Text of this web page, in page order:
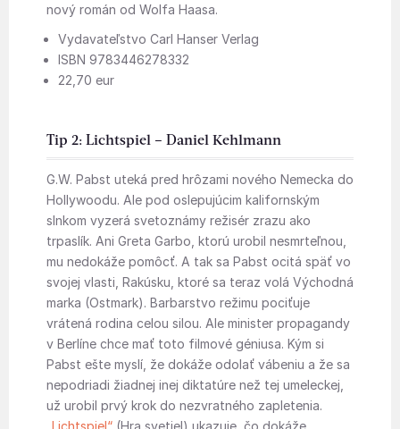
nový román od Wolfa Haasa.
Vydavateľstvo Carl Hanser Verlag
ISBN 9783446278332
22,70 eur
Tip 2: Lichtspiel – Daniel Kehlmann
G.W. Pabst uteká pred hrôzami nového Nemecka do
Hollywoodu. Ale pod oslepujúcim kalifornským
slnkom vyzerá svetoznámy režisér zrazu ako
trpaslík. Ani Greta Garbo, ktorú urobil nesmrteľnou,
mu nedokáže pomôcť. A tak sa Pabst ocitá späť vo
svojej vlasti, Rakúsku, ktoré sa teraz volá Východná
marka (Ostmark). Barbarstvo režimu pociťuje
vrátená rodina celou silou. Ale minister propagandy
v Berlíne chce mať toto filmové géniusa. Kým si
Pabst ešte myslí, že dokáže odolať vábeniu a že sa
nepodriadi žiadnej inej diktatúre než tej umeleckej,
už urobil prvý krok do nezvratného zapletenia.
„Lichtspiel“ (Hra svetiel) ukazuje, čo dokáže